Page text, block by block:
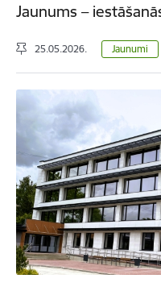
Jaunums –
25.05.2026. Jaunumi